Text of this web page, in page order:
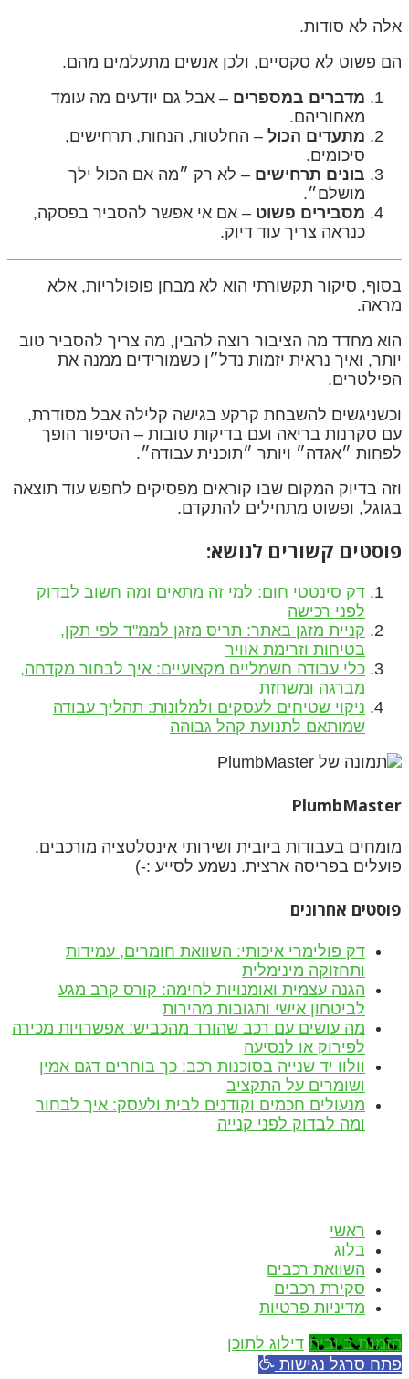
אלה לא סודות.
הם פשוט לא סקסיים, ולכן אנשים מתעלמים מהם.
מדברים במספרים – אבל גם יודעים מה עומד
מאחוריהם.
מתעדים הכול – החלטות, הנחות, תרחישים,
סיכומים.
בונים תרחישים – לא רק ״מה אם הכול ילך
מושלם״.
מסבירים פשוט – אם אי אפשר להסביר בפסקה,
כנראה צריך עוד דיוק.
בסוף, סיקור תקשורתי הוא לא מבחן פופולריות, אלא
מראה.
הוא מחדד מה הציבור רוצה להבין, מה צריך להסביר טוב
יותר, ואיך נראית יזמות נדל״ן כשמורידים ממנה את
הפילטרים.
וכשניגשים להשבחת קרקע בגישה קלילה אבל מסודרת,
עם סקרנות בריאה ועם בדיקות טובות – הסיפור הופך
לפחות ״אגדה״ ויותר ״תוכנית עבודה״.
וזה בדיוק המקום שבו קוראים מפסיקים לחפש עוד תוצאה
בגוגל, ופשוט מתחילים להתקדם.
פוסטים קשורים לנושא:
דק סינטטי חום: למי זה מתאים ומה חשוב לבדוק
לפני רכישה
קניית מזגן באתר: תריס מזגן לממ"ד לפי תקן,
בטיחות וזרימת אוויר
כלי עבודה חשמליים מקצועיים: איך לבחור מקדחה,
מברגה ומשחזת
ניקוי שטיחים לעסקים ולמלונות: תהליך עבודה
שמותאם לתנועת קהל גבוהה
PlumbMaster
מומחים בעבודות ביובית ושירותי אינסלטציה מורכבים.
פועלים בפריסה ארצית. נשמע לסייע :-)
פוסטים אחרונים
דק פולימרי איכותי: השוואת חומרים, עמידות
ותחזוקה מינימלית
הגנה עצמית ואומנויות לחימה: קורס קרב מגע
לביטחון אישי ותגובות מהירות
מה עושים עם רכב שהורד מהכביש: אפשרויות מכירה
לפירוק או לנסיעה
וולוו יד שנייה בסוכנות רכב: כך בוחרים דגם אמין
ושומרים על התקציב
מנעולים חכמים וקודנים לבית ולעסק: איך לבחור
ומה לבדוק לפני קנייה
ראשי
בלוג
השוואת רכבים
סקירת רכבים
מדיניות פרטיות
הזמנת ביובית דילוג לתוכן
פתח סרגל נגישות